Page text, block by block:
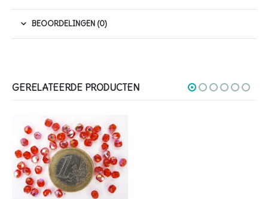
BEOORDELINGEN (0)
GERELATEERDE PRODUCTEN